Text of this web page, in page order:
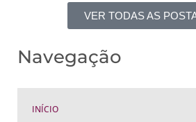
VER TODAS AS
Navegação
INÍCIO